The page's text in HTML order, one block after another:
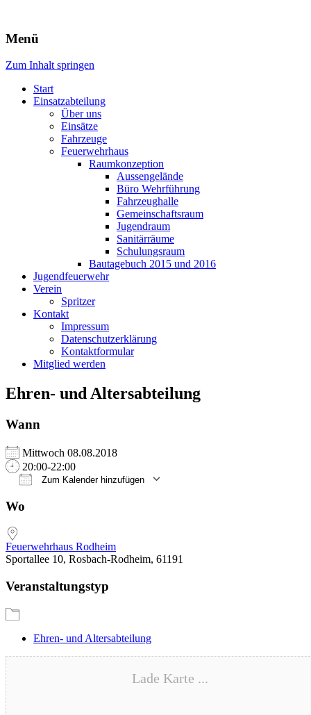
Freiwillige Feuerwehr Rodheim
v.d.H.
Menü
Zum Inhalt springen
Start
Einsatzabteilung
Über uns
Einsätze
Fahrzeuge
Feuerwehrhaus
Raumkonzeption
Aussengelände
Büro Wehrführung
Fahrzeughalle
Gemeinschaftsraum
Jugendraum
Sanitärräume
Schulungsraum
Bautagebuch 2015 und 2016
Jugendfeuerwehr
Verein
Spritzer
Kontakt
Impressum
Datenschutzerklärung
Kontaktformular
Mitglied werden
Ehren- und Altersabteilung
Wann
Mittwoch 08.08.2018
20:00-22:00
Zum Kalender hinzufügen
Wo
Feuerwehrhaus Rodheim
Sportallee 10, Rosbach-Rodheim, 61191
Veranstaltungstyp
Ehren- und Altersabteilung
Lade Karte ...